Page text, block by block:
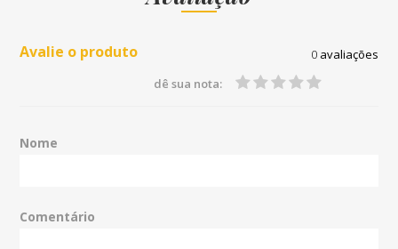
Avalie o produto 0avaliações
dê sua nota:
Nome
Comentário